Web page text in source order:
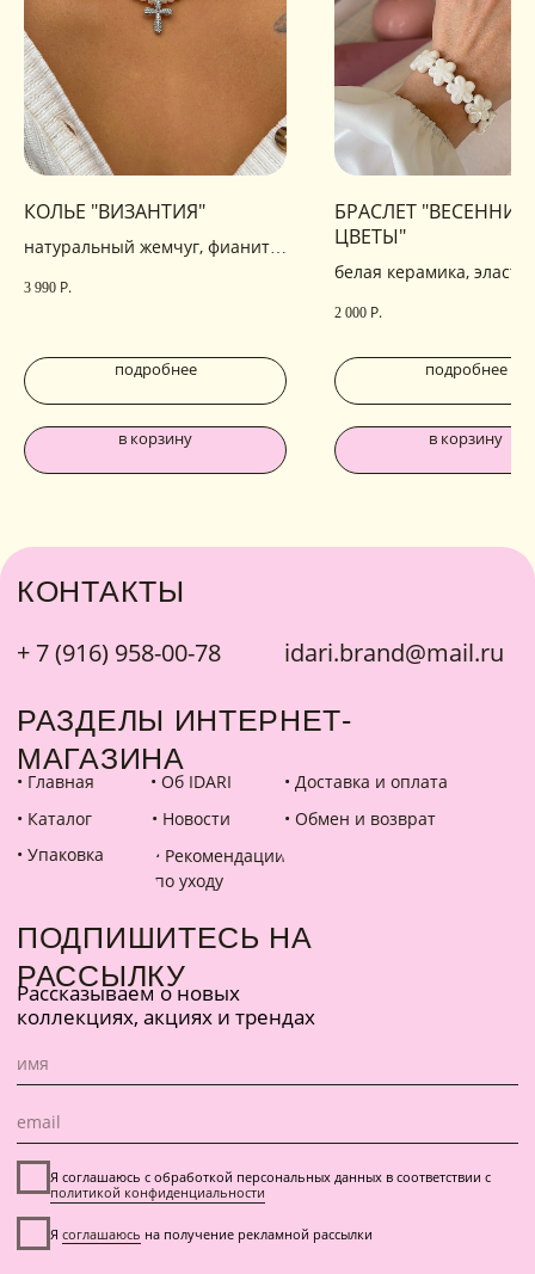
КОЛЬЕ "ВИЗАНТИЯ"
натуральный жемчуг, фианиты,
3 990 Р.
подробнее
в корзину
БРАСЛЕТ "ВЕСЕННИЕ
ЦВЕТЫ"
белая керамика,
2 000 Р.
подробнее
в корзину